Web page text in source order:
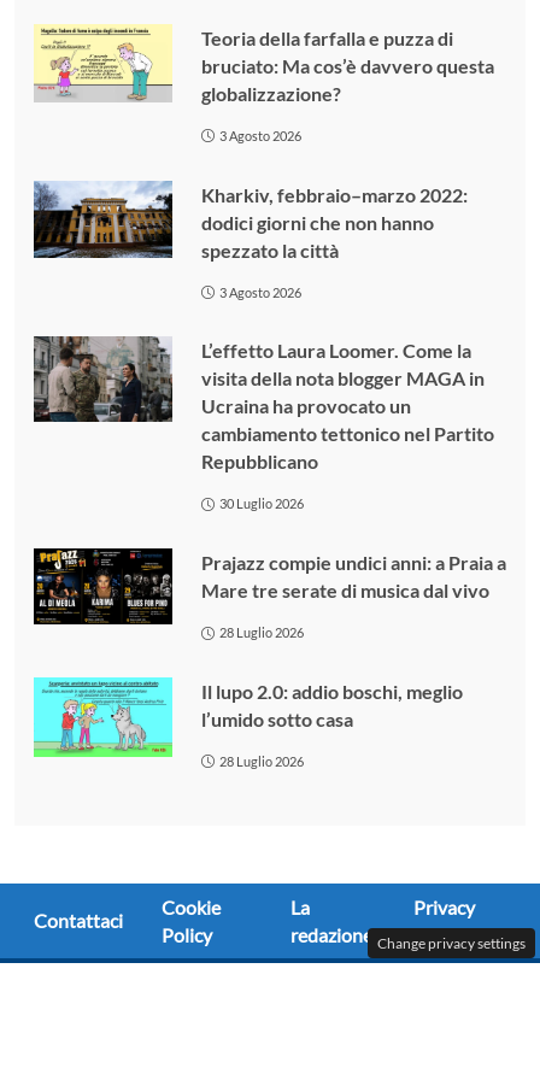
Teoria della farfalla e puzza di
bruciato: Ma cos’è davvero questa
globalizzazione?
3 Agosto 2026
Kharkiv, febbraio–marzo 2022:
dodici giorni che non hanno
spezzato la città
3 Agosto 2026
L’effetto Laura Loomer. Come la
visita della nota blogger MAGA in
Ucraina ha provocato un
cambiamento tettonico nel Partito
Repubblicano
30 Luglio 2026
Prajazz compie undici anni: a Praia a
Mare tre serate di musica dal vivo
28 Luglio 2026
Il lupo 2.0: addio boschi, meglio
l’umido sotto casa
28 Luglio 2026
Contattaci
Cookie
Policy
La
redazione
Privacy
Policy
Change privacy settings